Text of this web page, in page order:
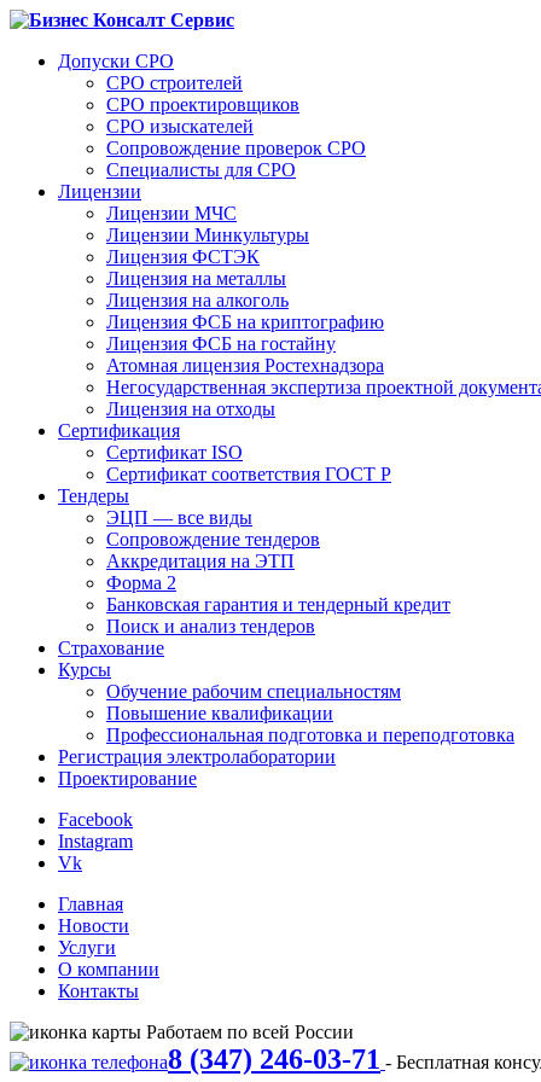
Допуски СРО
СРО строителей
СРО проектировщиков
СРО изыскателей
Сопровождение проверок СРО
Специалисты для СРО
Лицензии
Лицензии МЧС
Лицензии Минкультуры
Лицензия ФСТЭК
Лицензия на металлы
Лицензия на алкоголь
Лицензия ФСБ на криптографию
Лицензия ФСБ на гостайну
Атомная лицензия Ростехнадзора
Негосударственная экспертиза проектной
Лицензия на отходы
Сертификация
Сертификат ISO
Сертификат соответствия ГОСТ Р
Тендеры
ЭЦП — все виды
Сопровождение тендеров
Аккредитация на ЭТП
Форма 2
Банковская гарантия и тендерный кредит
Поиск и анализ тендеров
Страхование
Курсы
Обучение рабочим специальностям
Повышение квалификации
Профессиональная подготовка и переподготовка
Регистрация электролаборатории
Проектирование
Facebook
Instagram
Vk
Главная
Новости
Услуги
О компании
Контакты
Работаем по всей России
8 (347) 246-03-71 - Бесплатная